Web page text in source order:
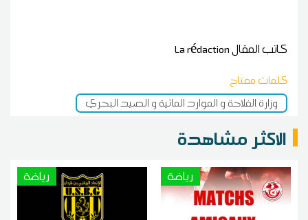
كاتب المقالLa rédaction
كلمات مفتاح
وزارة الفلاحة و الموارد المائية و الصيد البحري
الاكثر مشاهدة
رياضة رياضة